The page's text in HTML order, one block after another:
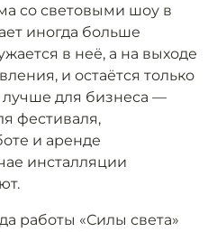
со световыми шоу в
иногда больше
в неё, а на выходе
и остаётся только
лучше для бизнеса —
фестиваля,
и аренде
инсталляции
работы «Силы света»